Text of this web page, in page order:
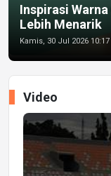
Inspirasi
Lebih Menarik
Kamis, 30 Jul 2026 10:17
Video